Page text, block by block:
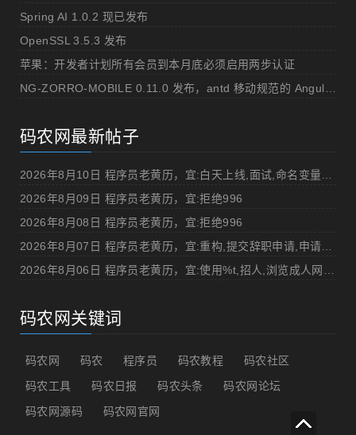
Spring AI 1.0.2 现已发布
OpenSSL 3.5.3 发布
苹果：开发者计划所有会员到本月底必须启用两步认证
码农网最新帖子
2026年8月09日 程序员老黄历，宜:拒绝996
2026年8月08日 程序员老黄历，宜:拒绝996
码农网关键词
码农网 码农 程序员 码农教程
码农社区
码农工具
码农日报 码农头条
码农网论坛
码农网源码
码农网官网